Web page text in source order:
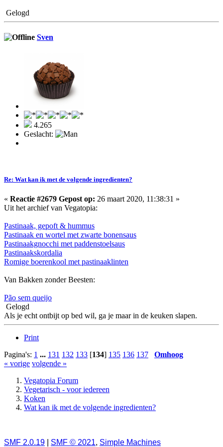
Gelogd
Sven
4.265
Geslacht:
Re: Wat kan ik met de volgende ingredienten?
« Reactie #2679 Gepost op: 26 maart 2020, 11:38:31 »
Uit het archief van Vegatopia:
Pastinaak, gepoft & hummus
Pastinaak en wortel met zwarte bonensaus
Pastinaakgnocchi met paddenstoelsaus
Pastinaakskordalia
Romige boerenkool met pastinaaklinten
Van Bakken zonder Beesten:
Pão sem queijo
Gelogd
Als je echt ontbijt op bed wil, ga je maar in de keuken slapen.
Print
Pagina's: 1 ... 131 132 133 [134] 135 136 137
Omhoog
« vorige volgende »
Vegatopia Forum
Vegetarisch - voor iedereen
Koken
Wat kan ik met de volgende ingredienten?
SMF 2.0.19 SMF © 2021, Simple Machines